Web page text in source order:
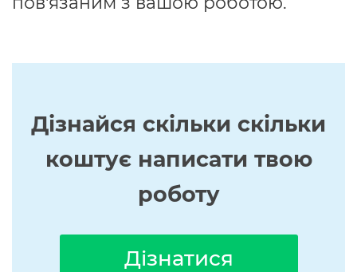
Дізнайся скільки скільки
коштує написати твою
роботу
Дізнатися